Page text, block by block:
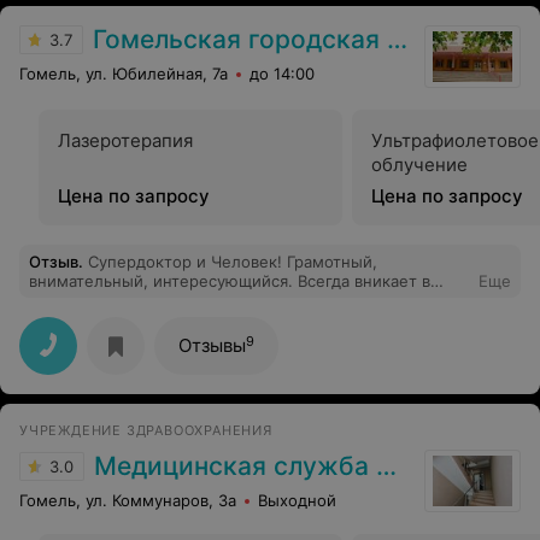
3.7 Гомельская городская клиническая поликлиника №7
Гомель, ул. Юбилейная, 7а до 14:00
Лазеротерапия
Цена по запросу
Ультрафиолетовое
облучение
Цена по запросу
Отзыв. Супердоктор и Человек! Грамотный,
внимательный, интересующийся. Всегда вникает в
человек на своем месте, горящий медициной,
работающий на износ. Очень рекомендую!
Еще
Отзывы9
УЧРЕЖДЕНИЕ ЗДРАВООХРАНЕНИЯ
3.0 Медицинская служба ДФиТ МВД по Гомельской области
Гомель, ул. Коммунаров, 3а Выходной